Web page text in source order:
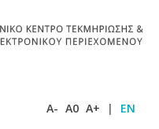
A- A0 A+ | EN